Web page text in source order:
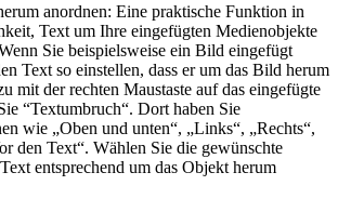
anordnen: ​Eine ⁤praktische Funktion⁤ in
⁤Text um Ihre eingefügten Medienobjekte
Sie beispielsweise ein Bild eingefügt
Text so einstellen, dass er um das Bild herum
mit der rechten Maustaste auf das eingefügte
‌“Textumbruch“. Dort haben Sie
wie „Oben⁢ und unten“, „Links“, „Rechts“,⁣
den⁣ Text“. Wählen Sie die gewünschte
entsprechend um das Objekt herum